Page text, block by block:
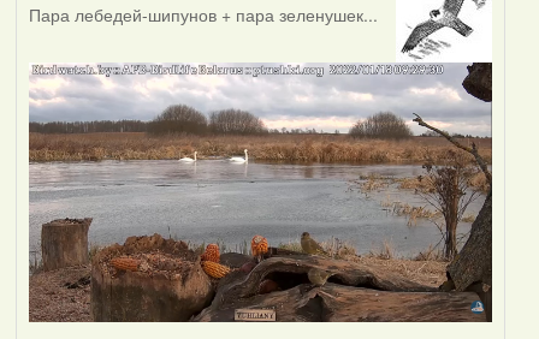
Пара лебедей-шипунов + пара зеленушек...